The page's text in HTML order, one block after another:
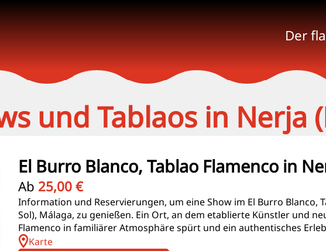
Der
und Tablaos in Nerja
El Burro Blanco, Tablao Flamenco in
Ab 25,00 €
Information und Reservierungen, um eine Show im El Burro Blanco,
Sol), Málaga, zu genießen. Ein Ort, an dem etablierte Künstler und
Flamenco in familiärer Atmosphäre spürt und ein authentisches
Karte